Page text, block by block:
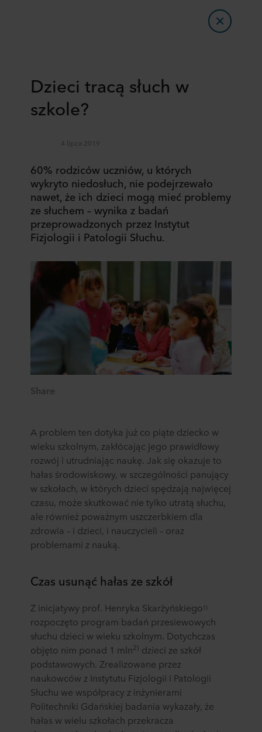
Dzieci tracą słuch w
szkole?
4 lipca 2019
60% rodziców uczniów, u których
wykryto niedosłuch, nie podejrzewało
nawet, że ich dzieci mogą mieć problemy
ze słuchem – wynika z badań
przeprowadzonych przez Instytut
Fizjologii i Patologii Słuchu.
Share
A problem ten dotyka już co piąte dziecko w
wieku szkolnym, zakłócając jego prawidłowy
rozwój i utrudniając naukę. Jak się okazuje to
hałas środowiskowy, w szczególności panujący
w szkołach, w których dzieci spędzają najwięcej
czasu, może skutkować nie tylko utratą słuchu,
ale również poważnym uszczerbkiem dla
zdrowia – i dzieci, i nauczycieli – oraz
problemami z nauką.
Czas usunąć hałas ze szkół
Z inicjatywy prof. Henryka Skarżyńskiego1)
rozpoczęto program badań przesiewowych
słuchu dzieci w wieku szkolnym. Dotychczas
objęto nim ponad 1 mln2) dzieci ze szkół
podstawowych. Zrealizowane przez
naukowców z Instytutu Fizjologii i Patologii
Słuchu we współpracy z inżynierami
Politechniki Gdańskiej badania wykazały, że
hałas w wielu szkołach przekracza